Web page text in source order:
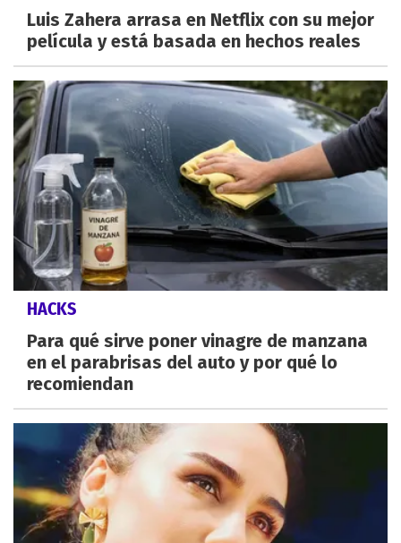
Luis Zahera arrasa en Netflix con su mejor
película y está basada en hechos reales
HACKS
Para qué sirve poner vinagre de manzana
en el parabrisas del auto y por qué lo
recomiendan